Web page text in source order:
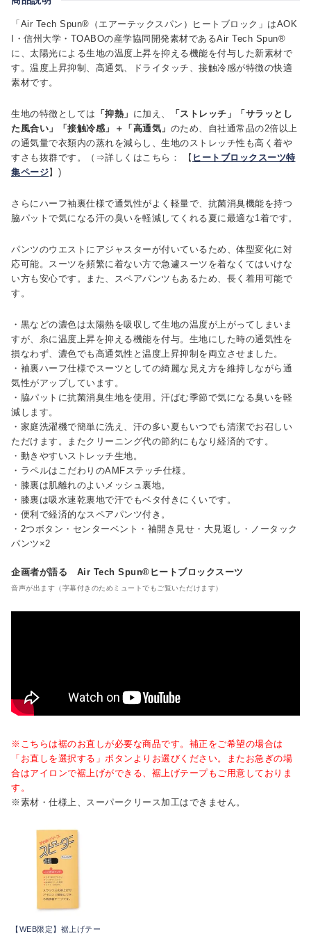
「Air Tech Spun®（エアーテックスパン）ヒートブロック」はAOK
I・信州大学・TOABOの産学協同開発素材であるAir Tech Spun®
に、太陽光による生地の温度上昇を抑える機能を付与した新素材で
す。温度上昇抑制、高通気、ドライタッチ、接触冷感が特徴の快適
素材です。
生地の特徴としては 「抑熱」 に加え、
「ストレッチ」「サラッとし
た風合い」「接触冷感」＋「高通気」 のため、自社通常品の2倍以上
の通気量で衣類内の蒸れを減らし、生地のストレッチ性も高く着や
すさも抜群です。（⇒詳しくはこちら： 【 ヒートブロックスーツ特
集ページ】)
さらにハーフ袖裏仕様で通気性がよく軽量で、抗菌消臭機能を持つ
脇パットで気になる汗の臭いを軽減してくれる夏に最適な1着です。
パンツのウエストにアジャスターが付いているため、体型変化に対
応可能。スーツを頻繁に着ない方で急遽スーツを着なくてはいけな
い方も安心です。また、スペアパンツもあるため、長く着用可能で
す。
・黒などの濃色は太陽熱を吸収して生地の温度が上がってしまいま
すが、糸に温度上昇を抑える機能を付与。生地にした時の通気性を
損なわず、濃色でも高通気性と温度上昇抑制を両立させました。
・袖裏ハーフ仕様でスーツとしての綺麗な見え方を維持しながら通
気性がアップしています。
・脇パットに抗菌消臭生地を使用。汗ばむ季節で気になる臭いを軽
減します。
・家庭洗濯機で簡単に洗え、汗の多い夏もいつでも清潔でお召しい
ただけます。またクリーニング代の節約にもなり経済的です。
・動きやすいストレッチ生地。
・ラペルはこだわりのAMFステッチ仕様。
・膝裏は肌離れのよいメッシュ裏地。
・膝裏は吸水速乾裏地で汗でもベタ付きにくいです。
・便利で経済的なスペアパンツ付き。
・2つボタン・センターベント・袖開き見せ・大見返し・ノータック
パンツ×2
企画者が語る Air Tech Spun®ヒートブロックスーツ
音声が出ます（字幕付きのためミュートでもご覧いただけます）
※こちらは裾のお直しが必要な商品です。補正をご希望の場合は
「お直しを選択する」ボタンよりお選びください。またお急ぎの場
合はアイロンで裾上げができる、裾上げテープもご用意しておりま
す。
※素材・仕様上、スーパークリース加工はできません。
【WEB限定】裾上げテー